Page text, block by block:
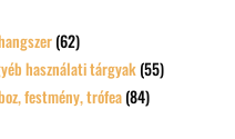
(62)
használati tárgyak (55)
festmény, trófea (84)